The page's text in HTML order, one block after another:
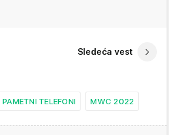
Sledeća vest
PAMETNI TELEFONI MWC 2022